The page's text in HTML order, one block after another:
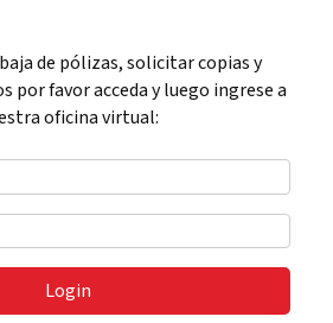
de pólizas, solicitar copias y
por favor acceda y luego ingrese a
oficina virtual:
Login